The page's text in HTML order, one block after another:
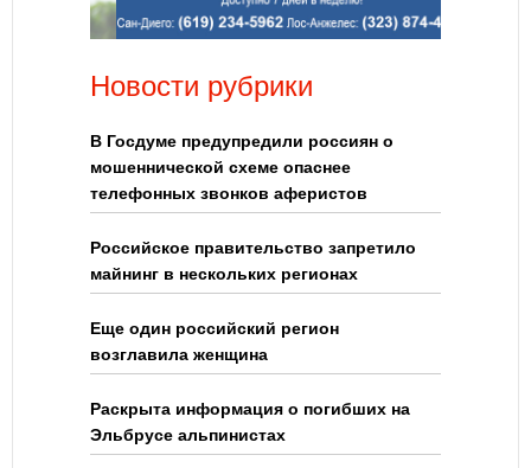
Новости рубрики
В Госдуме предупредили россиян о
мошеннической схеме опаснее
телефонных звонков аферистов
Российское правительство запретило
майнинг в нескольких регионах
Еще один российский регион
возглавила женщина
Раскрыта информация о погибших на
Эльбрусе альпинистах